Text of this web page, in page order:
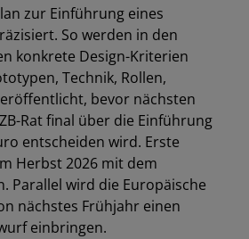
zur Einführung eines
So werden in den
konkrete Design-Kriterien
Technik, Rollen,
bevor nächsten
Rat final über die Einführung
entscheiden wird. Erste
Herbst 2026 mit dem
Parallel wird die Europäische
nächstes Frühjahr einen
einbringen.